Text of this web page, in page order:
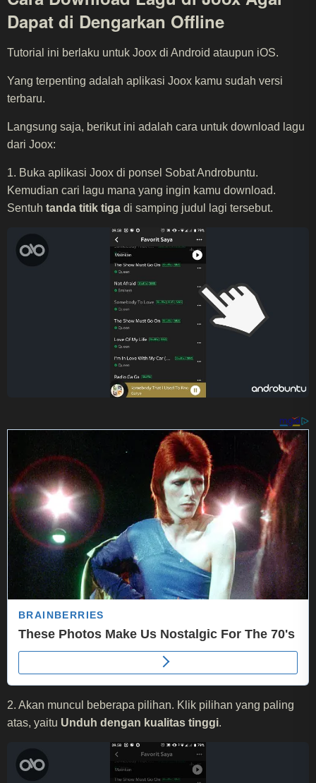
Dapat di Dengarkan Offline
Tutorial ini berlaku untuk Joox di Android ataupun iOS.
Yang terpenting adalah aplikasi Joox kamu sudah versi
terbaru.
Langsung saja, berikut ini adalah cara untuk download lagu
dari Joox:
1. Buka aplikasi Joox di ponsel Sobat Androbuntu.
Kemudian cari lagu mana yang ingin kamu download.
Sentuh tanda titik tiga di samping judul lagi tersebut.
2. Akan muncul beberapa pilihan. Klik pilihan yang paling
atas, yaitu Unduh dengan kualitas tinggi.